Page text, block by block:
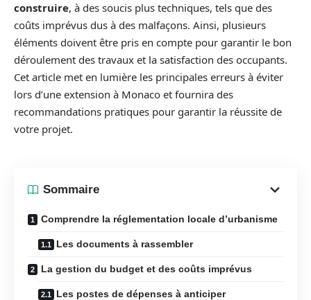
construire, à des soucis plus techniques, tels que des
coûts imprévus dus à des malfaçons. Ainsi, plusieurs
éléments doivent être pris en compte pour garantir le bon
déroulement des travaux et la satisfaction des occupants.
Cet article met en lumière les principales erreurs à éviter
lors d’une extension à Monaco et fournira des
recommandations pratiques pour garantir la réussite de
votre projet.
Sommaire
Comprendre la réglementation locale d’urbanisme
Les documents à rassembler
La gestion du budget et des coûts imprévus
Les postes de dépenses à anticiper